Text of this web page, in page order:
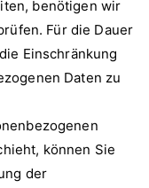
benötigen wir
Für die Dauer
Einschränkung
Daten zu
können Sie
der